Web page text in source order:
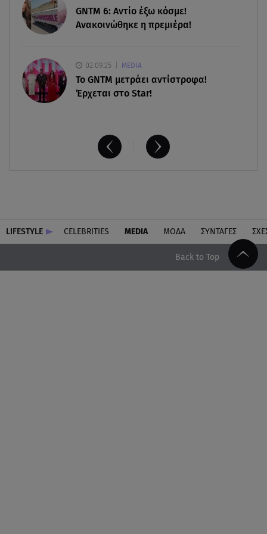
καθημερινό στο StarGNTM 6: Αντίο έξω κόσμε!
Ανακοινώθηκε η πρεμιέρα!
02.09.25 MEDIA
Το GNTM μετράει αντίστροφα!
Έρχεται στο Star!
LIFESTYLE CELEBRITIES MEDIA ΜΟΔΑ ΣΥΝΤΑΓΕΣ
Back to Top